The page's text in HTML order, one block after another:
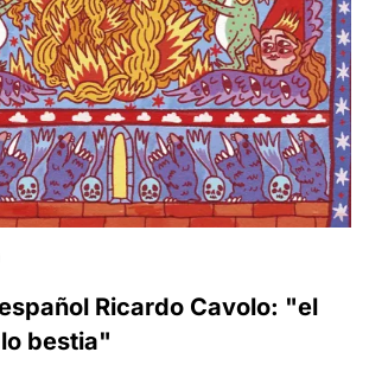
Ricardo Cavolo: "el
bestia"